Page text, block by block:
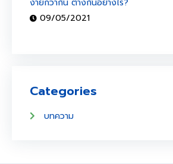
ง่ายกว่ากัน ต่างกันอย่างไร?
09/05/2021
Categories
บทความ